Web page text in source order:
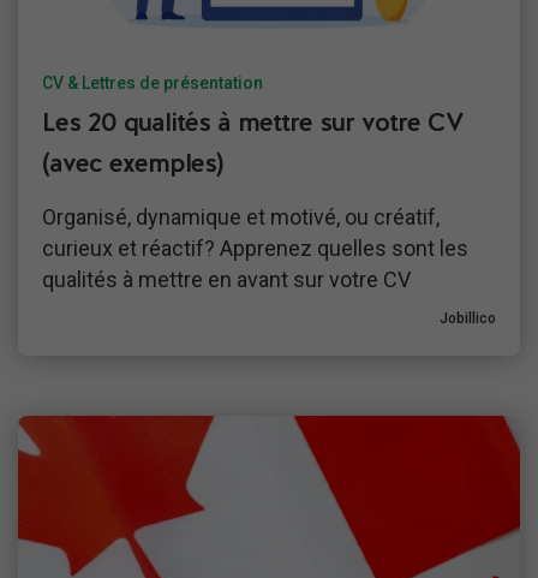
CV & Lettres de présentation
Les 20 qualités à mettre sur votre CV
(avec exemples)
Organisé, dynamique et motivé, ou créatif,
curieux et réactif? Apprenez quelles sont les
qualités à mettre en avant sur votre CV
Jobillico